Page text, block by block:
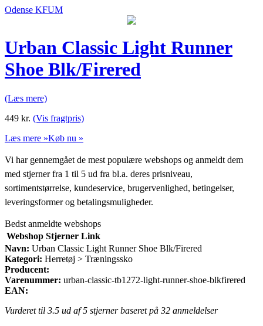
Odense KFUM
Urban Classic Light Runner
Shoe Blk/Firered
(Læs mere)
449 kr. (Vis fragtpris)
Læs mere »Køb nu »
Vi har gennemgået de mest populære webshops og anmeldt dem
med stjerner fra 1 til 5 ud fra bl.a. deres prisniveau,
sortimentstørrelse, kundeservice, brugervenlighed, betingelser,
leveringsformer og betalingsmuligheder.
Bedst anmeldte webshops
Webshop Stjerner Link
Navn: Urban Classic Light Runner Shoe Blk/Firered
Kategori: Herretøj > Træningssko
Producent:
Varenummer: urban-classic-tb1272-light-runner-shoe-blkfirered
EAN:
Vurderet til 3.5 ud af 5 stjerner baseret på 32 anmeldelser